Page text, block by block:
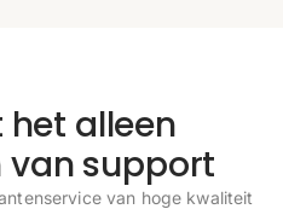
alleen
support
van hoge kwaliteit